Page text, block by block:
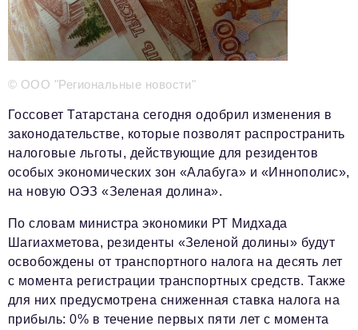
Отдел рекламы
reklama@business-magazine.online
Отдел распространения/редакционная подписка
podpiska@business-magazine.online
partner@business-magazine.online
© ООО "Региональные новости"
Госсовет Татарстана сегодня одобрил изменения в
законодательстве, которые позволят распространить
налоговые льготы, действующие для резидентов
особых экономических зон «Алабуга» и «Иннополис»,
на новую ОЭЗ «Зеленая долина».
По словам министра экономики РТ Мидхада
Шагиахметова, резиденты «Зеленой долины» будут
освобождены от транспортного налога на десять лет
с момента регистрации транспортных средств. Также
для них предусмотрена сниженная ставка налога на
прибыль: 0% в течение первых пяти лет с момента